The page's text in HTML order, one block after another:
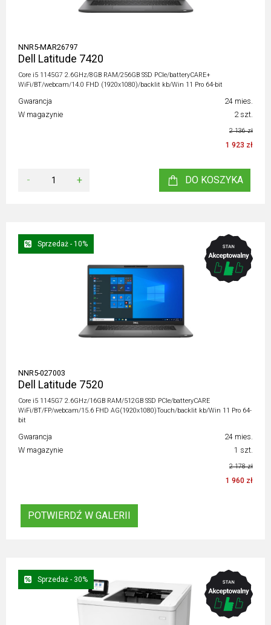
NNR5-MAR26797
Dell Latitude 7420
Core i5 1145G7 2.6GHz/8GB RAM/256GB SSD PCIe/batteryCARE+
WiFi/BT/webcam/14.0 FHD (1920x1080)/backlit kb/Win 11 Pro 64-bit
Gwarancja
24 mies.
W magazynie
2 szt.
2 136 zł
1 923 zł
- + DO KOSZYKA
Sprzedaż - 10%
NNR5-027003
Dell Latitude 7520
Core i5 1145G7 2.6GHz/16GB RAM/512GB SSD PCIe/batteryCARE
WiFi/BT/FP/webcam/15.6 FHD AG(1920x1080)Touch/backlit kb/Win 11 Pro 64-
bit
Gwarancja
24 mies.
W magazynie
1 szt.
2 178 zł
1 960 zł
POTWIERDŹ W GALERII
Sprzedaż - 30%